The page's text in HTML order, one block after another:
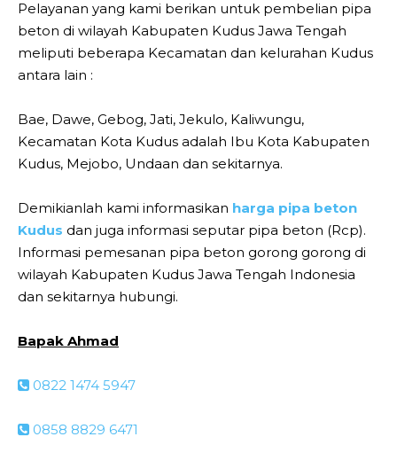
Pelayanan yang kami berikan untuk pembelian pipa
beton di wilayah Kabupaten Kudus Jawa Tengah
meliputi beberapa Kecamatan dan kelurahan Kudus
antara lain :
Bae, Dawe, Gebog, Jati, Jekulo, Kaliwungu,
Kecamatan Kota Kudus adalah Ibu Kota Kabupaten
Kudus, Mejobo, Undaan dan sekitarnya.
Demikianlah kami informasikan harga pipa beton
Kudus dan juga informasi seputar pipa beton (Rcp).
Informasi pemesanan pipa beton gorong gorong di
wilayah Kabupaten Kudus Jawa Tengah Indonesia
dan sekitarnya hubungi.
Bapak Ahmad
0822 1474 5947
0858 8829 6471